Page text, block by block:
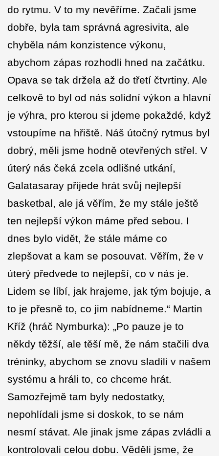
do rytmu. V to my nevěříme. Začali jsme
dobře, byla tam správná agresivita, ale
chyběla nám konzistence výkonu,
abychom zápas rozhodli hned na začátku.
Opava se tak držela až do třetí čtvrtiny. Ale
celkově to byl od nás solidní výkon a hlavní
je výhra, pro kterou si jdeme pokaždé, když
vstoupíme na hřiště. Náš útočný rytmus byl
dobrý, měli jsme hodně otevřených střel. V
úterý nás čeká zcela odlišné utkání,
Galatasaray přijede hrát svůj nejlepší
basketbal, ale já věřím, že my stále ještě
ten nejlepší výkon máme před sebou. I
dnes bylo vidět, že stále máme co
zlepšovat a kam se posouvat. Věřím, že v
úterý předvede to nejlepší, co v nás je.
Lidem se líbí, jak hrajeme, jak tým bojuje, a
to je přesně to, co jim nabídneme.“ Martin
Kříž (hráč Nymburka): „Po pauze je to
někdy těžší, ale těší mě, že nám stačili dva
tréninky, abychom se znovu sladili v našem
systému a hráli to, co chceme hrát.
Samozřejmě tam byly nedostatky,
nepohlídali jsme si doskok, to se nám
nesmí stávat. Ale jinak jsme zápas zvládli a
kontrolovali celou dobu. Věděli jsme, že